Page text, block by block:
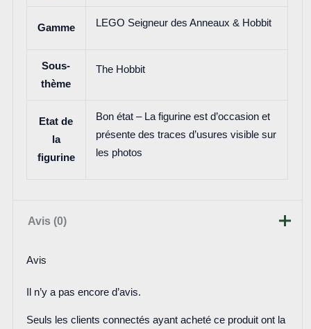
Gamme LEGO Seigneur des Anneaux & Hobbit
Sous-
thème
The Hobbit
Etat de
la
figurine
Bon état – La figurine est d’occasion et
présente des traces d’usures visible sur
les photos
Avis (0)
Avis
Il n’y a pas encore d’avis.
Seuls les clients connectés ayant acheté ce produit ont la